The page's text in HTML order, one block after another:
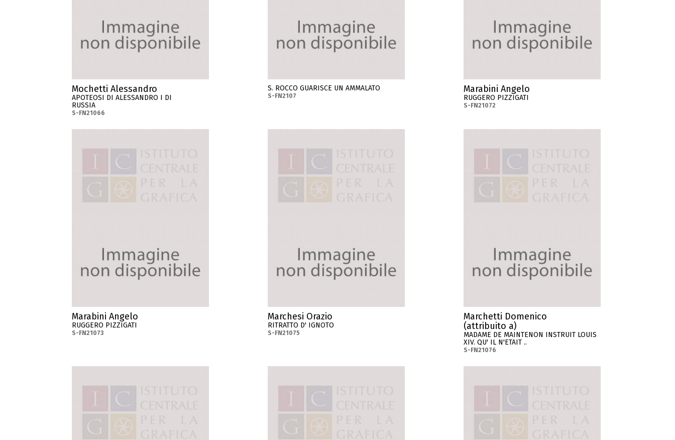
Mochetti Alessandro
APOTEOSI DI ALESSANDRO I DI
RUSSIA
S-FN21066
S. ROCCO GUARISCE UN AMMALATO
S-FN2107
Marabini Angelo
RUGGERO PIZZIGATI
S-FN21072
Marabini Angelo
RUGGERO PIZZIGATI
S-FN21073
Marchesi Orazio
RITRATTO D' IGNOTO
S-FN21075
Marchetti Domenico
(attribuito a)
MADAME DE MAINTENON INSTRUIT LOUIS
XIV. QU' IL N'ETAIT ..
S-FN21076